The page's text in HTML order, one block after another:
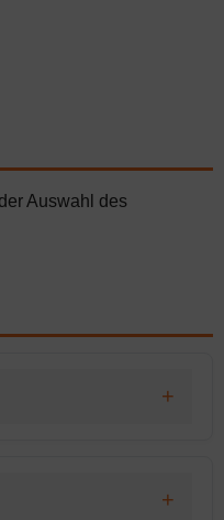
Auswahl des